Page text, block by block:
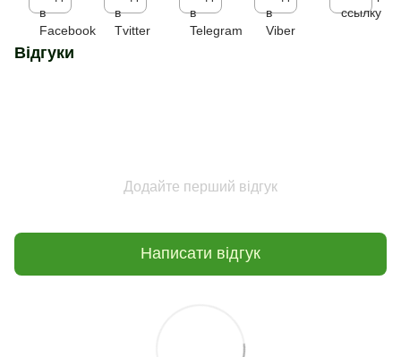
Відгуки
Додайте перший відгук
Написати відгук